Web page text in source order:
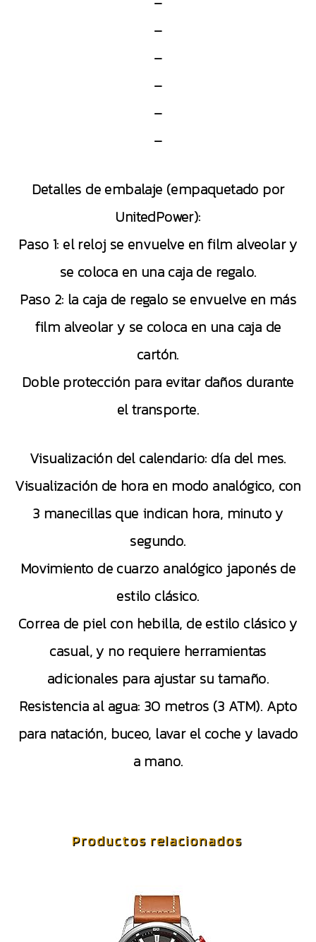
–
–
–
–
–
Detalles de embalaje (empaquetado por
UnitedPower):
Paso 1: el reloj se envuelve en film alveolar y
se coloca en una caja de regalo.
Paso 2: la caja de regalo se envuelve en más
film alveolar y se coloca en una caja de
cartón.
Doble protección para evitar daños durante
el transporte.
Visualización del calendario: día del mes.
Visualización de hora en modo analógico, con
3 manecillas que indican hora, minuto y
segundo.
Movimiento de cuarzo analógico japonés de
estilo clásico.
Correa de piel con hebilla, de estilo clásico y
casual, y no requiere herramientas
adicionales para ajustar su tamaño.
Resistencia al agua: 30 metros (3 ATM). Apto
para natación, buceo, lavar el coche y lavado
a mano.
Productos relacionados